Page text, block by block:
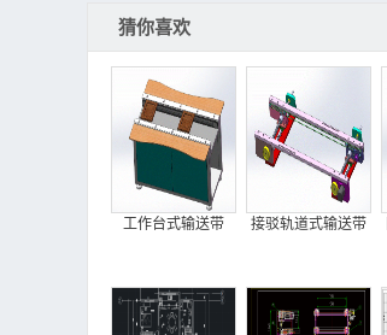
猜你喜欢
工作台式输送带 接驳轨道式输送带